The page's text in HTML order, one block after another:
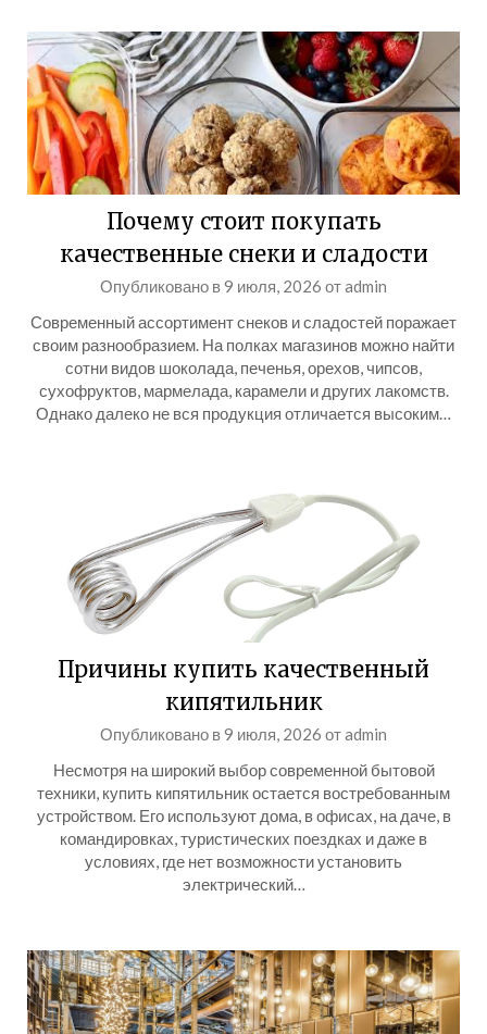
Почему стоит покупать
качественные снеки и сладости
Опубликовано в9 июля, 2026 отadmin
Современный ассортимент снеков и сладостей поражает
своим разнообразием. На полках магазинов можно найти
сотни видов шоколада, печенья, орехов, чипсов,
сухофруктов, мармелада, карамели и других лакомств.
Однако далеко не вся продукция отличается высоким…
Причины купить качественный
кипятильник
Опубликовано в9 июля, 2026 отadmin
Несмотря на широкий выбор современной бытовой
техники, купить кипятильник остается востребованным
устройством. Его используют дома, в офисах, на даче, в
командировках, туристических поездках и даже в
условиях, где нет возможности установить
электрический…